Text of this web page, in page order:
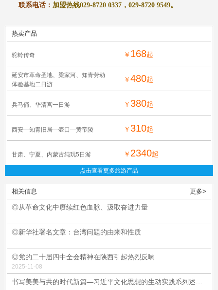
联系电话： 加盟热线029-8720 0337，029-8720 9549。
热卖产品
驼铃传奇 ￥ 168起
延安市革命圣地、梁家河、知青劳动
体验基地二日游
￥480起
兵马俑、华清宫一日游 ￥380起
西安—知青旧居—壶口—黄帝陵 ￥310起
甘肃、宁夏、内蒙古纯玩5日游 ￥ 2340起
点击查看更多旅游产品
相关信息 更多>
◎从革命文化中赓续红色血脉、汲取奋进力量
◎新华社署名文章：台湾问题的由来和性质
◎党的二十届四中全会精神在陕西引起热烈反响
2025-11-08